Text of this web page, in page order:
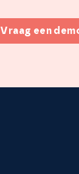
Vraag een